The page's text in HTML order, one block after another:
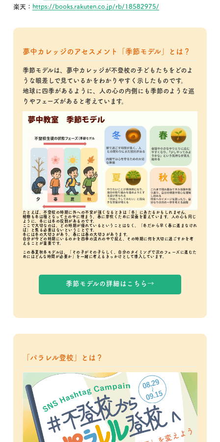
楽天： https://books.rakuten.co.jp/rb/18582975/
夢中カレッジのアセスメント「季節モデル」とは？
季節モデルは、夢中カレッジが不登校の子どもたちをどのよ
うな眼差しで見ているかをわかりやすく示したものです。
地球に四季があるように、人の心の内側にも季節のような巡
りやフェーズがあると考えています。
たとえば、不登校の時期に外への不安が強くなるときは「冬」にあたるかもしれません。
植物も冬は種となって土の中に埋まり、春に芽吹くために栄養を蓄えています。人の心も同じ
ように、冬には冬の役割があるのです。
ここで大切なのは、どの時期が優れているということはなく、「冬だから早く春に進まなけれ
ば」と焦る必要はないということです。
冬には冬の大切さがあり、春には春の大切さがあります。
自分が今どの時期にいるのかを四季の流れの中で捉え、その時期に何を大切に過ごすかを考
えることが重要です。
この春夏秋冬モデルは、「その子がその子らしく、自分のタイミングで次のフェーズに進むた
めにはどんな時間が必要か」を一緒に考えるきっかけとして導入しています。
季節モデルの詳細はこちら →
「パラレル登校」とは？